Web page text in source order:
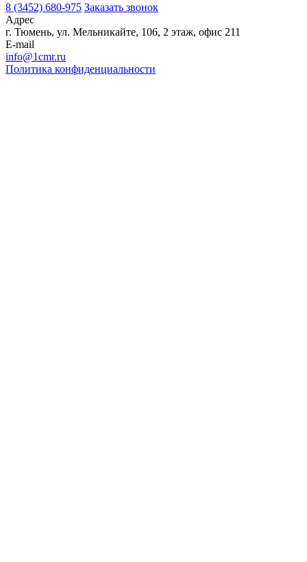
8 (3452) 680-975 Заказать звонок
Адрес
г. Тюмень, ул. Мельникайте, 106, 2 этаж, офис 211
E-mail
info@1cmr.ru
Политика конфиденциальности